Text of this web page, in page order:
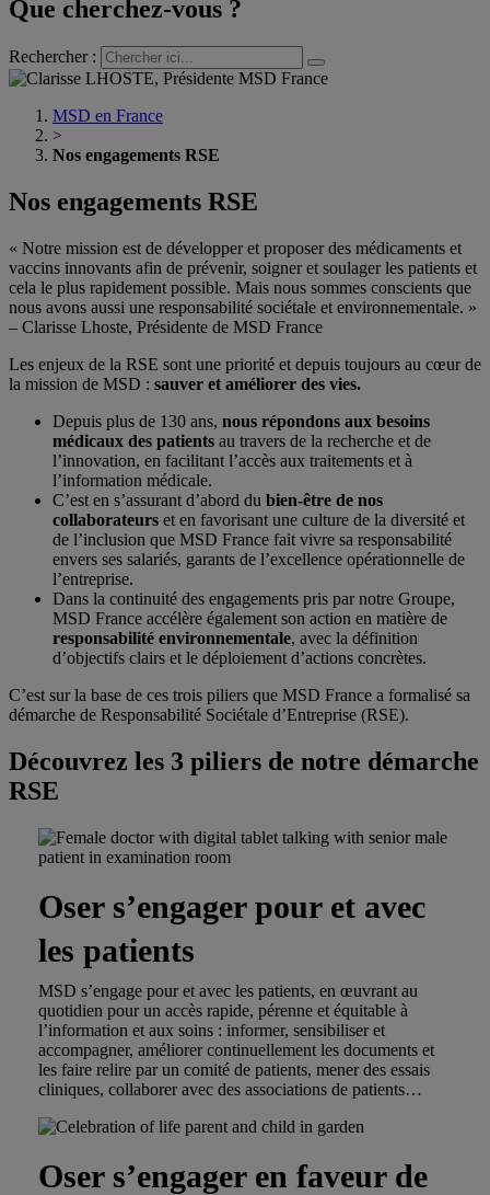
Que cherchez-vous ?
Rechercher :
MSD en France
>
Nos engagements RSE
Nos engagements RSE
« Notre mission est de développer et proposer des médicaments et
vaccins innovants afin de prévenir, soigner et soulager les patients et
cela le plus rapidement possible. Mais nous sommes conscients que
nous avons aussi une responsabilité sociétale et environnementale. »
– Clarisse Lhoste, Présidente de MSD France
Les enjeux de la RSE sont une priorité et depuis toujours au cœur de
la mission de MSD : sauver et améliorer des vies.
Depuis plus de 130 ans, nous répondons aux besoins
médicaux des patients au travers de la recherche et de
l’innovation, en facilitant l’accès aux traitements et à
l’information médicale.
C’est en s’assurant d’abord du bien-être de nos
collaborateurs et en favorisant une culture de la diversité et
de l’inclusion que MSD France fait vivre sa responsabilité
envers ses salariés, garants de l’excellence opérationnelle de
l’entreprise.
Dans la continuité des engagements pris par notre Groupe,
MSD France accélère également son action en matière de
responsabilité environnementale, avec la définition
d’objectifs clairs et le déploiement d’actions concrètes.
C’est sur la base de ces trois piliers que MSD France a formalisé sa
démarche de Responsabilité Sociétale d’Entreprise (RSE).
Découvrez les 3 piliers de notre démarche
RSE
Oser s’engager pour et avec
les patients
MSD s’engage pour et avec les patients, en œuvrant au
quotidien pour un accès rapide, pérenne et équitable à
l’information et aux soins : informer, sensibiliser et
accompagner, améliorer continuellement les documents et
les faire relire par un comité de patients, mener des essais
cliniques, collaborer avec des associations de patients…
Oser s’engager en faveur de